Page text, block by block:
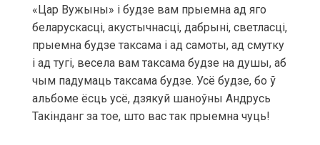
«Цар Вужыны» і будзе вам прыемна ад яго
беларускасці, акустычнасці, дабрыні, светласці,
прыемна будзе таксама і ад самоты, ад смутку
і ад тугі, весела вам таксама будзе на душы, аб
чым падумаць таксама будзе. Усё будзе, бо ў
альбоме ёсць усё, дзякуй шаноўны Андрусь
Такінданг за тое, што вас так прыемна чуць!